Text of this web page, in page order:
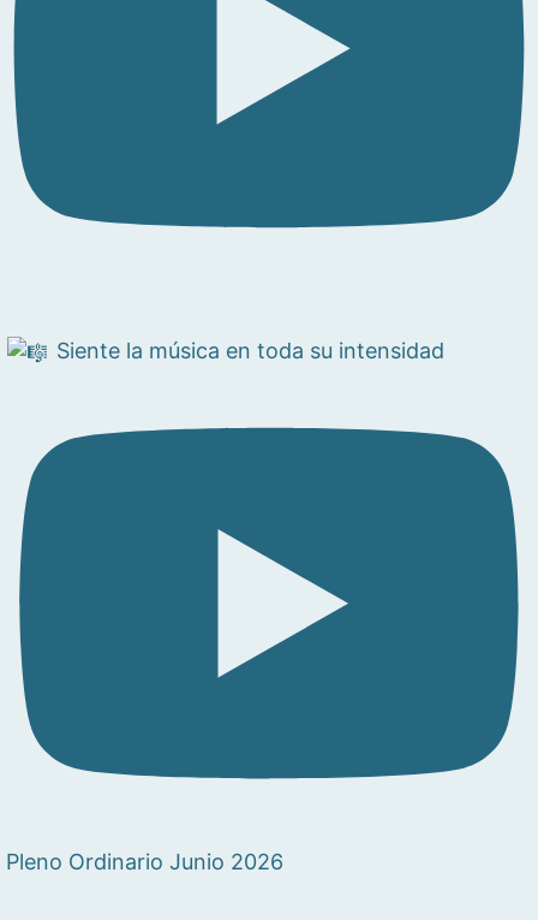
Siente la música en toda su intensidad
Pleno Ordinario Junio 2026